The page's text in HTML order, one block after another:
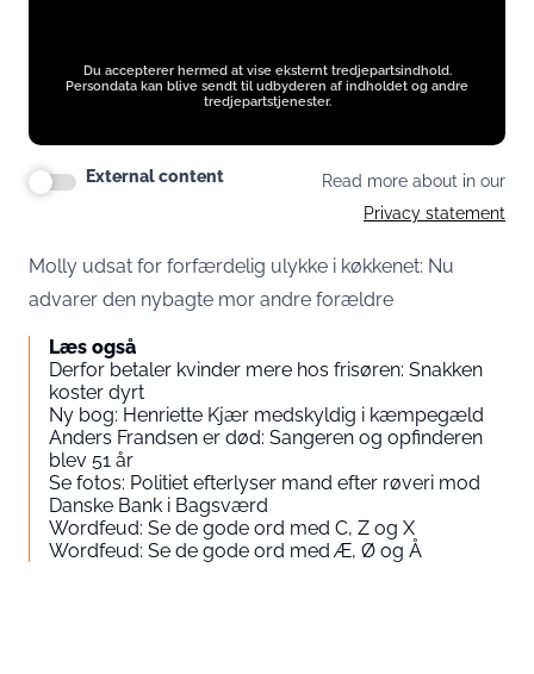
Du accepterer hermed at vise eksternt tredjepartsindhold.
Persondata kan blive sendt til udbyderen af indholdet og andre
tredjepartstjenester.
External content
Read more about in our
Privacy statement
Molly udsat for forfærdelig ulykke i køkkenet: Nu
advarer den nybagte mor andre forældre
Læs også
Derfor betaler kvinder mere hos frisøren: Snakken
koster dyrt
Ny bog: Henriette Kjær medskyldig i kæmpegæld
Anders Frandsen er død: Sangeren og opfinderen
blev 51 år
Se fotos: Politiet efterlyser mand efter røveri mod
Danske Bank i Bagsværd
Wordfeud: Se de gode ord med C, Z og X
Wordfeud: Se de gode ord med Æ, Ø og Å